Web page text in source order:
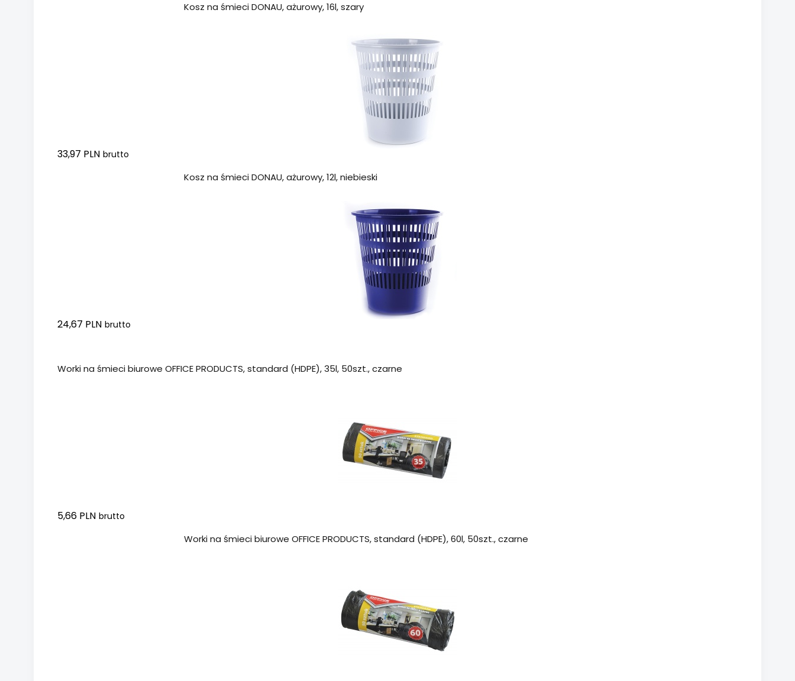
Kosz na śmieci DONAU, ażurowy, 16l, szary
33,97 PLN brutto
Kosz na śmieci DONAU, ażurowy, 12l, niebieski
24,67 PLN brutto
Worki na śmieci biurowe OFFICE PRODUCTS, standard (HDPE), 35l, 50szt., czarne
5,66 PLN brutto
Worki na śmieci biurowe OFFICE PRODUCTS, standard (HDPE), 60l, 50szt., czarne